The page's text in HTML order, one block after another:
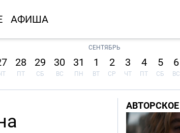
АФИША
28
ПТ
29
СБ
30
ВС
31
ПН
СЕНТЯБРЬ
1
ВТ
2
СР
3
ЧТ
4
ПТ
5
СБ
6
ВС
АВТОРСКОЕ